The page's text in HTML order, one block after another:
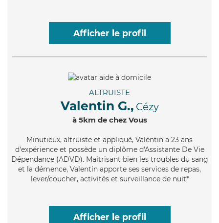
Afficher le profil
ALTRUISTE
Valentin G., Cézy
à 5km de chez Vous
Minutieux, altruiste et appliqué, Valentin a 23 ans
d'expérience et possède un diplôme d'Assistante De Vie
Dépendance (ADVD). Maitrisant bien les troubles du sang
et la démence, Valentin apporte ses services de repas,
lever/coucher, activités et surveillance de nuit*
Afficher le profil